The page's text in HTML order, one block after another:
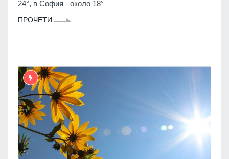
24°, в София - около 18°
ПРОЧЕТИ